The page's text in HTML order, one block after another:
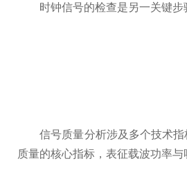
时钟信号的检查是另一关键步骤
信号质量分析涉及多个技术指
质量的核心指标，表征载波功率